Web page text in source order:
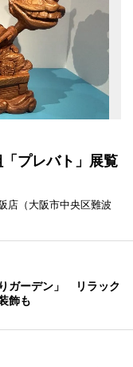
プレバト」展覧
店（大阪市中央区難波
ガーデン」 リラック
飾も